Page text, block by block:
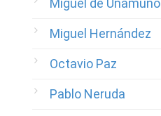
Miguel de Unamuno
Miguel Hernández
Octavio Paz
Pablo Neruda